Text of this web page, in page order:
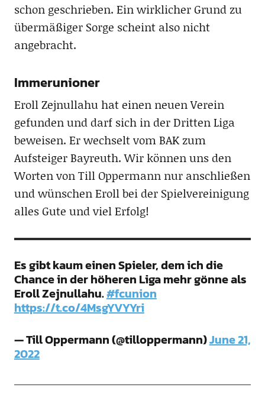
schon geschrieben. Ein wirklicher Grund zu
übermäßiger Sorge scheint also nicht
angebracht.
Immerunioner
Eroll Zejnullahu hat einen neuen Verein
gefunden und darf sich in der Dritten Liga
beweisen. Er wechselt vom BAK zum
Aufsteiger Bayreuth. Wir können uns den
Worten von Till Oppermann nur anschließen
und wünschen Eroll bei der Spielvereinigung
alles Gute und viel Erfolg!
Es gibt kaum einen Spieler, dem ich die
Chance in der höheren Liga mehr gönne als
Eroll Zejnullahu.#fcunion
https://t.co/4MsgYVYYri
— Till Oppermann (@tilloppermann)June 21,
2022